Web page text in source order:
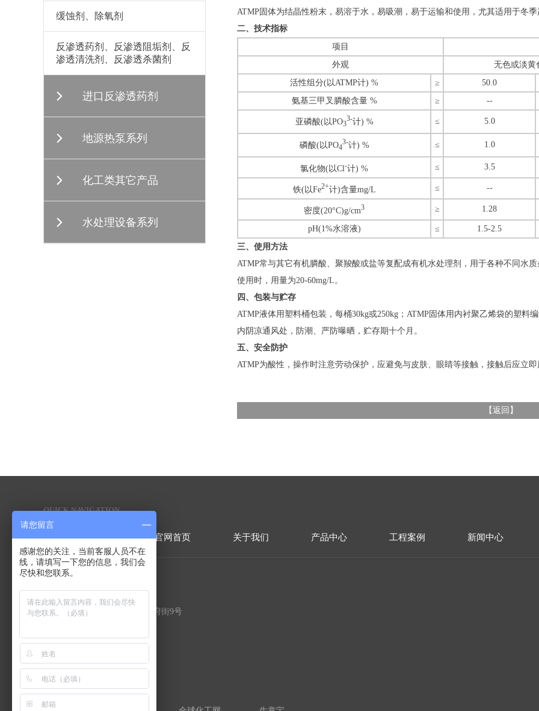
缓蚀剂、除氧剂
反渗透药剂、反渗透阻垢剂、反
渗透清洗剂、反渗透杀菌剂
进口反渗透药剂
地源热泵系列
化工类其它产品
水处理设备系列
ATMP固体为结晶性粉末，易溶于水，易吸潮，易于运输和使用，尤其适用于冬
二、技术指标
项目
外观
无色或淡黄
活性组分(以ATMP计) %
≥
50.0
氨基三甲叉膦酸含量 %
≥ --
亚磷酸(以PO3
3-计) % ≤ 5.0
磷酸(以PO4
3-计) % ≤ 1.0
氯化物(以Cl-计) % ≤ 3.5
铁(以Fe2+计)含量mg/L ≤ --
密度(20°C)g/cm3 ≥ 1.28
pH(1%水溶液) ≤
1.5-2.5
三、使用方法
ATMP常与其它有机膦酸、聚羧酸或盐等复配成有机水处理剂，用于各种不同水
使用时，用量为20-60mg/L。
四、包装与贮存
ATMP液体用塑料桶包装，每桶30kg或250kg；ATMP固体用内衬聚乙烯袋的塑料
内阴凉通风处，防潮、严防曝晒，贮存期十个月。
五、安全防护
ATMP为酸性，操作时注意劳动保护，应避免与皮肤、眼睛等接触，接触后应立
【 返回 】
QUICK NAVIGATION
快捷导航
官网首页 关于我们 产品中心 工程案例 新闻中心
地址：北京市顺义区北务镇政府街9号
传真：86-010-50907310
邮箱：bjpfhb@126.com
请您留言
感谢您的关注，当前客服人员不在
线，请填写一下您的信息，我们会
尽快和您联系。